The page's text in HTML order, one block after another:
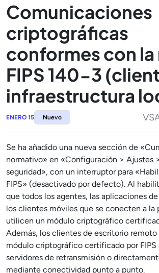
Comunicaciones
criptográficas
conformes con la
FIPS 140-3
infraestructura
ENERO 15 Nuevo
Se ha añadido una nueva sección de
normativo» en «Configuración > Ajustes
seguridad», con un interruptor para
FIPS» (desactivado por defecto). Al
que todos los agentes, las aplicaciones
los clientes móviles que se conecten a la
utilicen un módulo criptográfico
Además, los clientes de escritorio remoto
módulo criptográfico certificado por FIPS
servidores de retransmisión o
mediante conectividad punto a punto.